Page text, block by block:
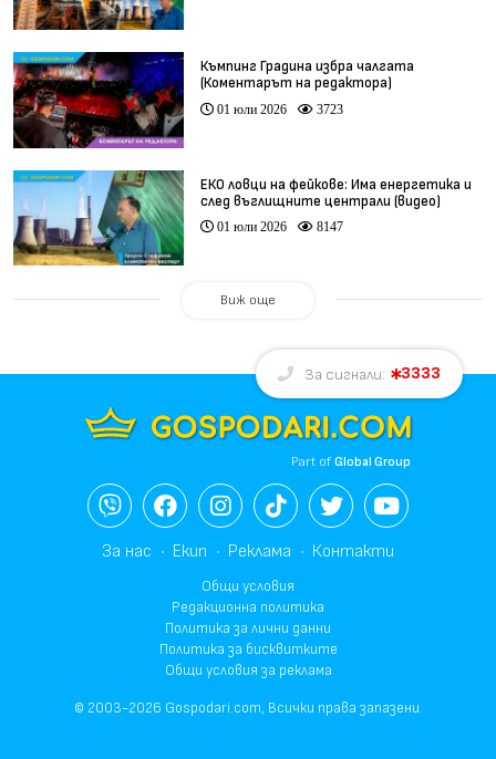
Къмпинг Градина избра чалгата
(Коментарът на редактора)
01 юли 2026 3723
ЕКО ловци на фейкове: Има енергетика и
след въглищните централи (видео)
01 юли 2026 8147
Виж още
За сигнали: 3333
Part ofGlobal Group
За нас Екип Реклама Контакти
Общи условия
Редакционна политика
Политика за лични данни
Политика за бисквитките
Общи условия за реклама
© 2003-2026 Gospodari.com, Всички права запазени.